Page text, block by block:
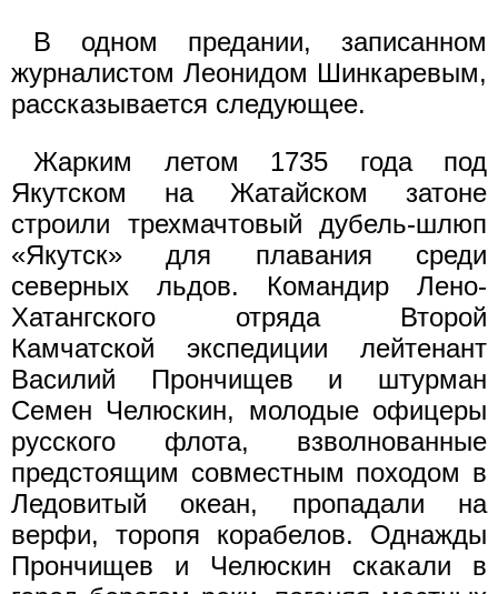
В одном предании, записанном
журналистом Леонидом Шинкаревым,
рассказывается следующее.
Жарким летом 1735 года под
Якутском на Жатайском затоне
строили трехмачтовый дубель-шлюп
«Якутск» для плавания среди
северных льдов. Командир Лено-
Хатангского отряда Второй
Камчатской экспедиции лейтенант
Василий Прончищев и штурман
Семен Челюскин, молодые офицеры
русского флота, взволнованные
предстоящим совместным походом в
Ледовитый океан, пропадали на
верфи, торопя корабелов. Однажды
Прончищев и Челюскин скакали в